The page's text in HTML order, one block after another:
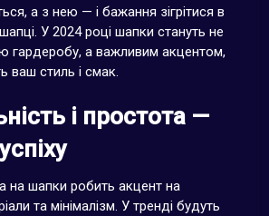
а з нею — і бажання зігрітися в
шапці. У 2024 році шапки стануть не
гардеробу, а важливим акцентом,
ваш стиль і смак.
і простота —
на шапки робить акцент на
та мінімалізм. У тренді будуть